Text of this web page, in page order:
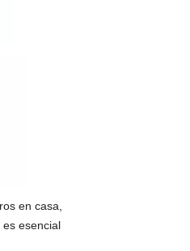
en casa,
esencial